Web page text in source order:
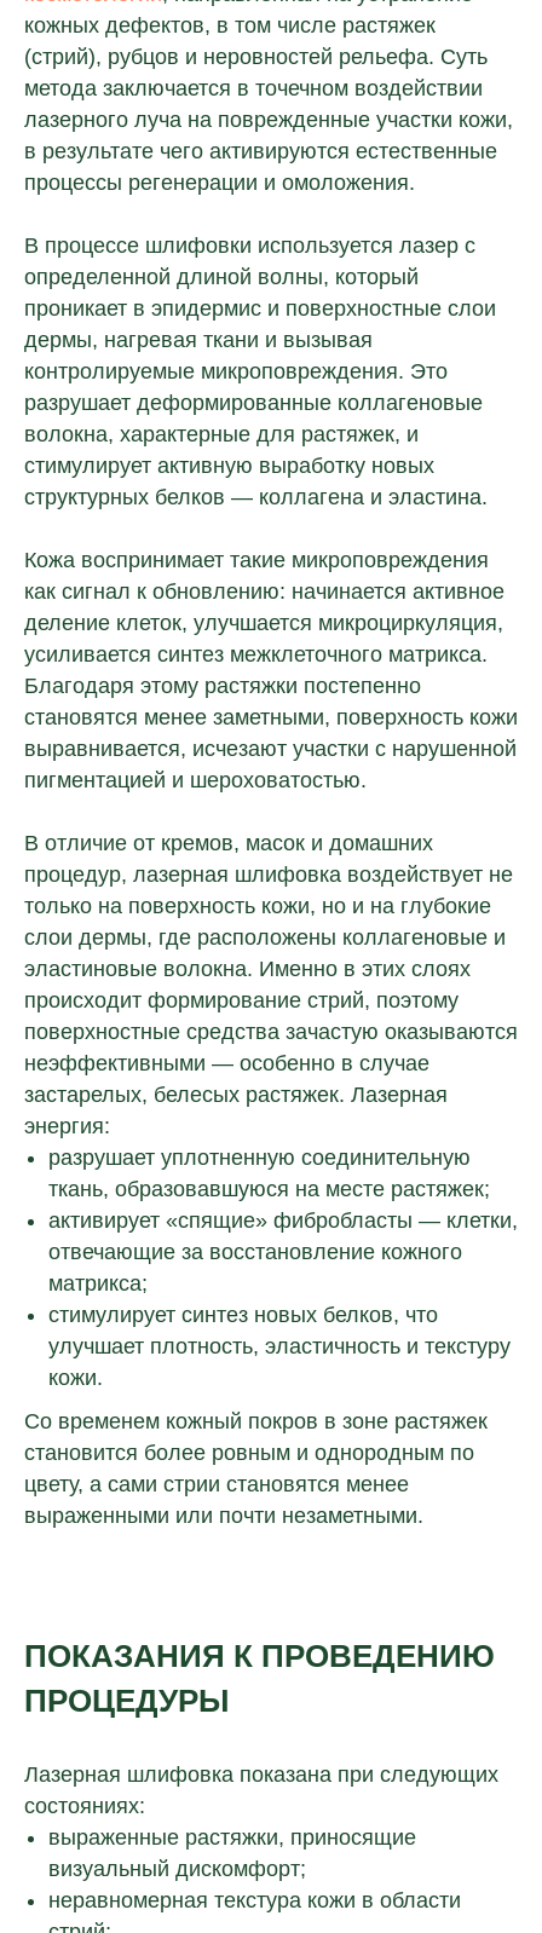
кожных дефектов, в том числе растяжек
(стрий), рубцов и неровностей рельефа. Суть
метода заключается в точечном воздействии
лазерного луча на поврежденные участки кожи,
в результате чего активируются естественные
процессы регенерации и омоложения.
В процессе шлифовки используется лазер с
определенной длиной волны, который
проникает в эпидермис и поверхностные слои
дермы, нагревая ткани и вызывая
контролируемые микроповреждения. Это
разрушает деформированные коллагеновые
волокна, характерные для растяжек, и
стимулирует активную выработку новых
структурных белков — коллагена и эластина.
Кожа воспринимает такие микроповреждения
как сигнал к обновлению: начинается активное
деление клеток, улучшается микроциркуляция,
усиливается синтез межклеточного матрикса.
Благодаря этому растяжки постепенно
становятся менее заметными, поверхность кожи
выравнивается, исчезают участки с нарушенной
пигментацией и шероховатостью.
В отличие от кремов, масок и домашних
процедур, лазерная шлифовка воздействует не
только на поверхность кожи, но и на глубокие
слои дермы, где расположены коллагеновые и
эластиновые волокна. Именно в этих слоях
происходит формирование стрий, поэтому
поверхностные средства зачастую оказываются
неэффективными — особенно в случае
застарелых, белесых растяжек. Лазерная
энергия:
разрушает уплотненную соединительную
ткань, образовавшуюся на месте растяжек;
активирует «спящие» фибробласты — клетки,
отвечающие за восстановление кожного
матрикса;
стимулирует синтез новых белков, что
улучшает плотность, эластичность и текстуру
кожи.
Со временем кожный покров в зоне растяжек
становится более ровным и однородным по
цвету, а сами стрии становятся менее
выраженными или почти незаметными.
ПОКАЗАНИЯ К ПРОВЕДЕНИЮ
ПРОЦЕДУРЫ
Лазерная шлифовка показана при следующих
состояниях:
выраженные растяжки, приносящие
визуальный дискомфорт;
неравномерная текстура кожи в области